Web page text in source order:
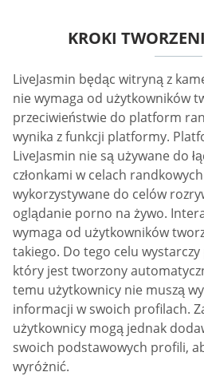
KROKI
LiveJasmin będąc witryną z
nie wymaga od użytkowników
przeciwieństwie do platform
wynika z funkcji platformy.
LiveJasmin nie są używane do
członkami w celach
wykorzystywane do celów
oglądanie porno na żywo.
wymaga od użytkowników
takiego. Do tego celu
który jest tworzony
temu użytkownicy nie muszą
informacji w swoich profilach.
użytkownicy mogą jednak
swoich podstawowych profili,
wyróżnić.